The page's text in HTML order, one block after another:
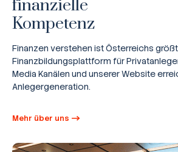
finanzielle
Kompetenz
Finanzen verstehen ist Österreichs
Finanzbildungsplattform für
Media Kanälen und unserer Website
Anlegergeneration.
Mehr über uns